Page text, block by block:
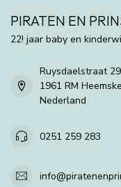
PIRATEN EN
22! jaar baby en
Ruysdaelstraat 29
1961 RM
Nederland
0251 259 283